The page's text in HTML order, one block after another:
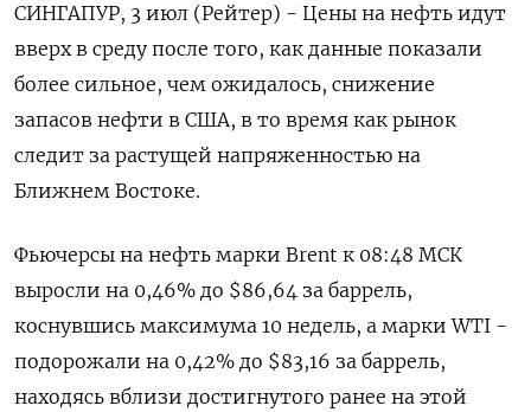
СИНГАПУР, 3 июл (Рейтер) - Цены на нефть идут
вверх в среду после того, как данные показали
более сильное, чем ожидалось, снижение
запасов нефти в США, в то время как рынок
следит за растущей напряженностью на
Ближнем Востоке.
Фьючерсы на нефть марки Brent к 08:48 МСК
выросли на 0,46% до $86,64 за баррель,
коснувшись максимума 10 недель, а марки WTI -
подорожали на 0,42% до $83,16 за баррель,
находясь вблизи достигнутого ранее на этой